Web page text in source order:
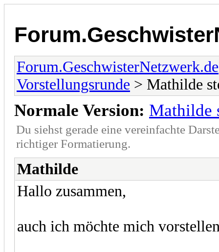
Forum.GeschwisterNetzwerk.de
Vorstellungsrunde > Mathilde
Normale Version: Mathilde
Du siehst gerade eine vereinfachte
richtiger Formatierung.
Mathilde
Hallo zusammen,
auch ich möchte mich